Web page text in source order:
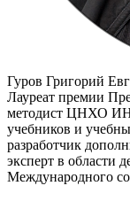
Гуров Григорий
Лауреат премии
методист ЦНХО
учебников и
разработчик
эксперт в области
Международного